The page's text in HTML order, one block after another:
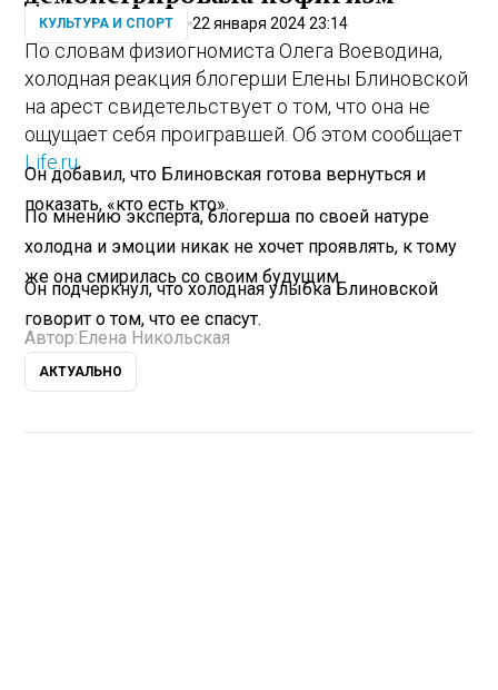
КУЛЬТУРА И СПОРТ 22 января 2024 23:14
По словам физиогномиста Олега Воеводина,
холодная реакция блогерши Елены Блиновской
на арест свидетельствует о том, что она не
ощущает себя проигравшей. Об этом сообщает
Life.ru.
Он добавил, что Блиновская готова вернуться и
показать, «кто есть кто».
По мнению эксперта, блогерша по своей натуре
холодна и эмоции никак не хочет проявлять, к тому
же она смирилась со своим будущим.
Он подчеркнул, что холодная улыбка Блиновской
говорит о том, что ее спасут.
Автор:Елена Никольская
АКТУАЛЬНО